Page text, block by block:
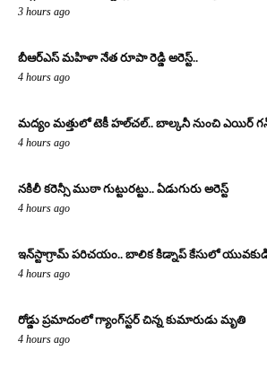
3 hours ago
బీఆర్ఎస్ మహిళా నేత రూపా రెడ్డి అరెస్ట్..
4 hours ago
మద్యం మత్తులో టెకీ హల్‌చల్.. బాల్కనీ నుంచి ఎయిర్
4 hours ago
నకిలీ కరెన్సీ ముఠా గుట్టురట్టు.. ఏడుగురు అరెస్ట్
4 hours ago
ఇన్‌స్టాగ్రామ్ పరిచయం.. బాలిక కిడ్నాప్ కేసులో యువకుడి
4 hours ago
రోడ్డు ప్రమాదంలో గ్యాంగ్‌స్టర్ చిన్న కుమారుడు మృతి
4 hours ago